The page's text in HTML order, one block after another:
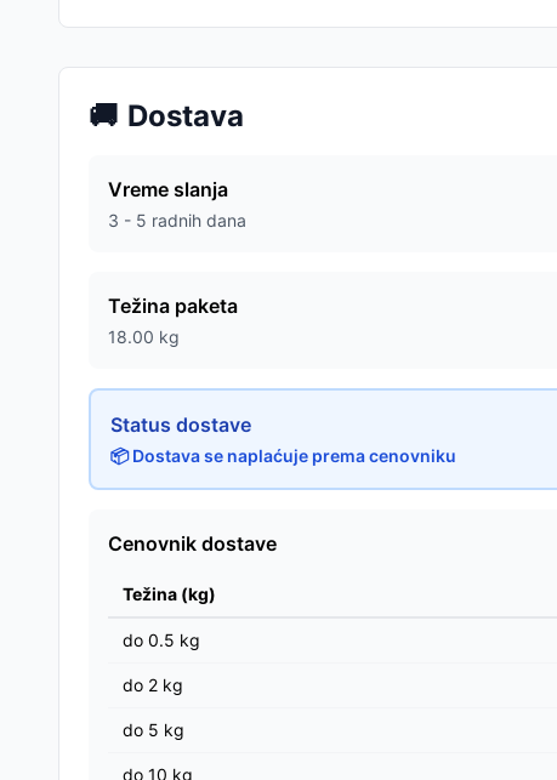
🚚 Dostava
Vreme slanja
3 - 5 radnih dana
Težina paketa
18.00 kg
Status dostave
📦 Dostava se naplaćuje prema cenovniku
Cenovnik dostave
Težina (kg)
do 0.5 kg
do 2 kg
do 5 kg
do 10 kg